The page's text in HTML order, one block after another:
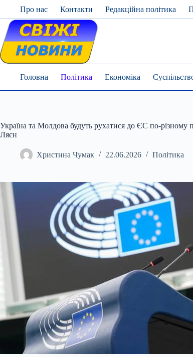
content
Про нас Контакти Редакційна політика
Головна Політика Економіка
Україна та Молдова будуть рухатися до ЄС по-різному
Ляєн
Христина Чумак 22.06.2026 Політика